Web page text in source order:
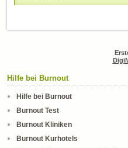
Hilfe bei Burnout
Hilfe bei Burnout
Burnout Test
Burnout Kliniken
Burnout Kurhotels